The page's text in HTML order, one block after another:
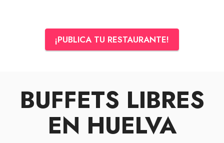
¡PUBLICA TU RESTAURANTE!
BUFFETS LIBRES
EN HUELVA